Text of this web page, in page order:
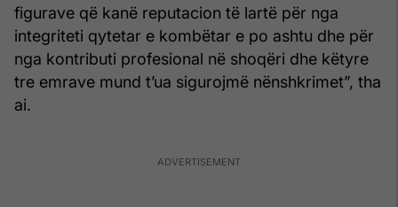
figurave që kanë reputacion të lartë për nga
integriteti qytetar e kombëtar e po ashtu dhe për
nga kontributi profesional në shoqëri dhe këtyre
tre emrave mund t’ua sigurojmë nënshkrimet”, tha
ai.